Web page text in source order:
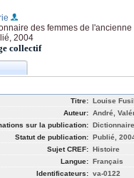
des femmes de l'ancienne
2004
collectif
Titre: Louise Fusil
Auteur: André,
sur la publication:
Statut de publication: Publié,
Sujet CREF: Histoire
Langue: Français
Identificateurs: va-0122